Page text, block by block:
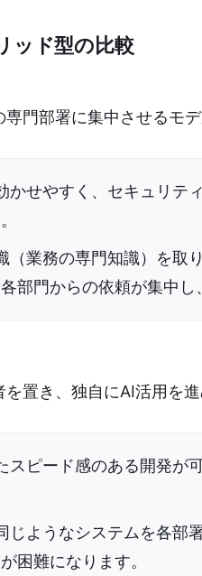
ッド型の比較
門部署に集中させるモデ
かせやすく、セキュリテ
（業務の専門知識）を取
部門からの依頼が集中し
置き、独自にAI活用を進
スピード感のある開発が
じようなシステムを各部
困難になります。